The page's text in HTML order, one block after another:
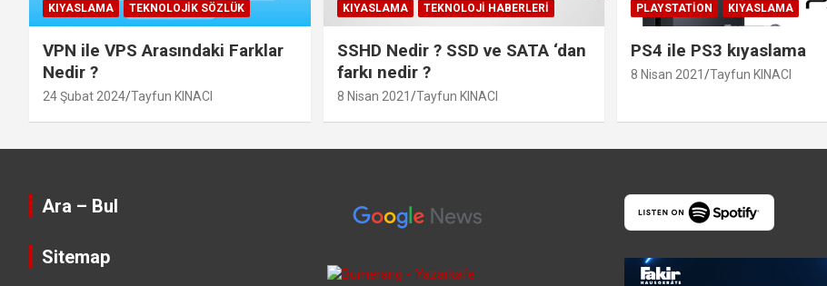
KIYASLAMA TEKNOLOJIK SÖZLÜK
VPN ile VPS Arasındaki Farklar
Nedir ?
24 Şubat 2024 Tayfun KINACI
KIYASLAMA TEKNOLOJI HABERLERI
SSHD Nedir ? SSD ve SATA ‘dan
farkı nedir ?
8 Nisan 2021 Tayfun KINACI
PLAYSTATION KIYASLAMA
PS4 ile PS3 kıyaslama
8 Nisan 2021 Tayfun KINACI
Ara – Bul
Sitemap